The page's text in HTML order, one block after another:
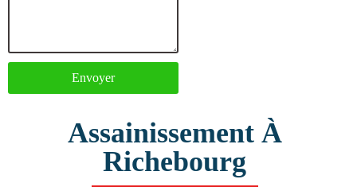
Envoyer
Assainissement À
Richebourg